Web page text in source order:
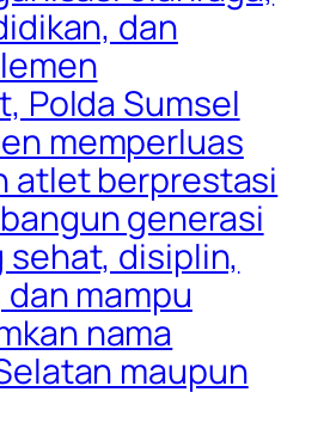
dan
Polda Sumsel
memperluas
atlet berprestasi
generasi
sehat, disiplin,
mampu
nama
maupun